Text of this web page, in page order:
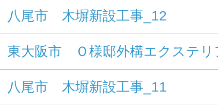
八尾市 木塀新設工事_12
東大阪市 Ｏ様邸外構エクステリ
八尾市 木塀新設工事_11